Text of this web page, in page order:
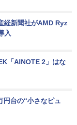
経新聞社がAMD Ryz
入
「AINOTE 2」はな
円台の“小さなピュ